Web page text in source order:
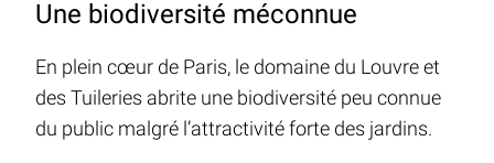
Une biodiversité méconnue
En plein cœur de Paris, le domaine du Louvre et
des Tuileries abrite une biodiversité peu connue
du public malgré l’attractivité forte des jardins.